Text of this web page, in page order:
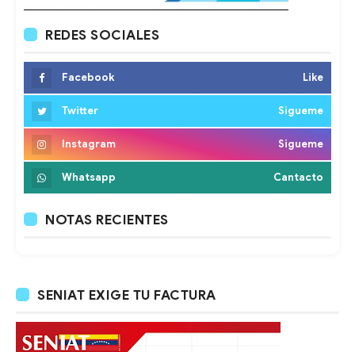
REDES SOCIALES
Facebook Like
Twitter Sigueme
Instagram Sigueme
Whatsapp Cantacto
NOTAS RECIENTES
SENIAT EXIGE TU FACTURA